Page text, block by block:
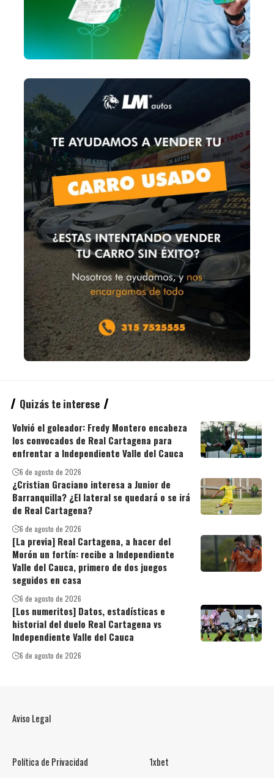
Quizás te interese
Volvió el goleador: Fredy Montero encabeza
los convocados de Real Cartagena para
enfrentar a Independiente Valle del Cauca
6 de agosto de 2026
¿Cristian Graciano interesa a Junior de
Barranquilla? ¿El lateral se quedará o se irá
de Real Cartagena?
6 de agosto de 2026
[La previa] Real Cartagena, a hacer del
Morón un fortín: recibe a Independiente
Valle del Cauca, primero de dos juegos
seguidos en casa
6 de agosto de 2026
[Los numeritos] Datos, estadísticas e
historial del duelo Real Cartagena vs
Independiente Valle del Cauca
6 de agosto de 2026
Aviso Legal
Política de Privacidad 1xbet